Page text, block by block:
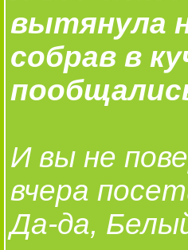
вытянула
собрав в
И вы не
вчера
Да-да,